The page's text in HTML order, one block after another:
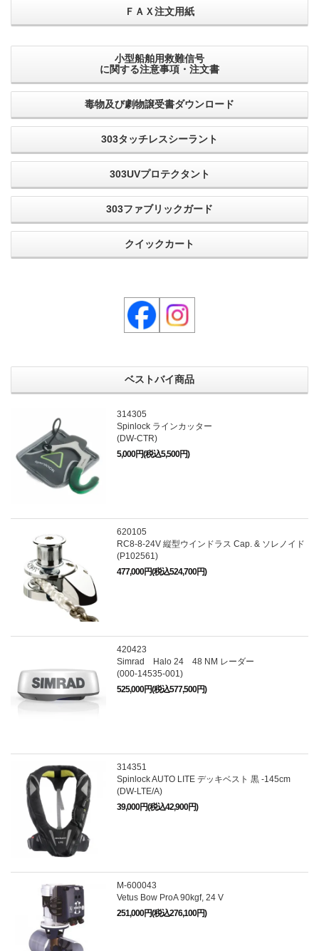
ＦＡＸ注文用紙
小型船舶用救難信号
に関する注意事項・注文書
毒物及び劇物譲受書ダウンロード
303タッチレスシーラント
303UVプロテクタント
303ファブリックガード
クイックカート
ベストバイ商品
314305
Spinlock ラインカッター
(DW-CTR)
5,000円(税込5,500円)
620105
RC8-8-24V 縦型ウインドラス Cap. & ソレノイド
(P102561)
477,000円(税込524,700円)
420423
Simrad Halo 24 48 NM レーダー
(000-14535-001)
525,000円(税込577,500円)
314351
Spinlock AUTO LITE デッキベスト 黒 -145cm
(DW-LTE/A)
39,000円(税込42,900円)
M-600043
Vetus Bow ProA 90kgf, 24 V
251,000円(税込276,100円)